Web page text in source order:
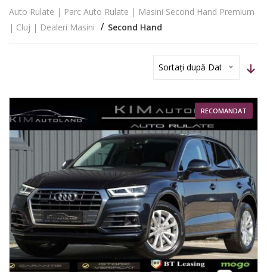
Auto Rulate | Parc Auto Rulate | Masini Second Hand Premium
| Cluj | Dealeri Masini
Second Hand
Sortați după Dată
RECOMANDAT